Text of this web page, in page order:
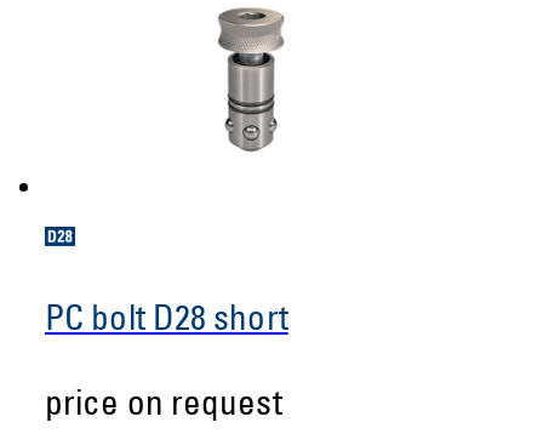
PC bolt D28 short
price on request